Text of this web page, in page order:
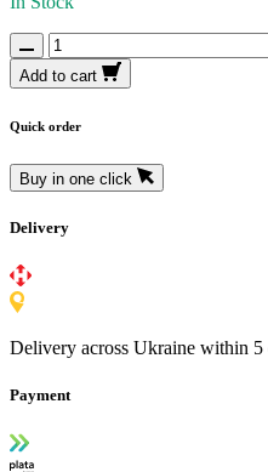
Add to cart
Quick order
Buy in one click
Delivery
Delivery across Ukraine within 5
Payment